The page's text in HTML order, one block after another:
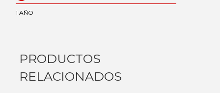
1 AÑO
PRODUCTOS
RELACIONADOS